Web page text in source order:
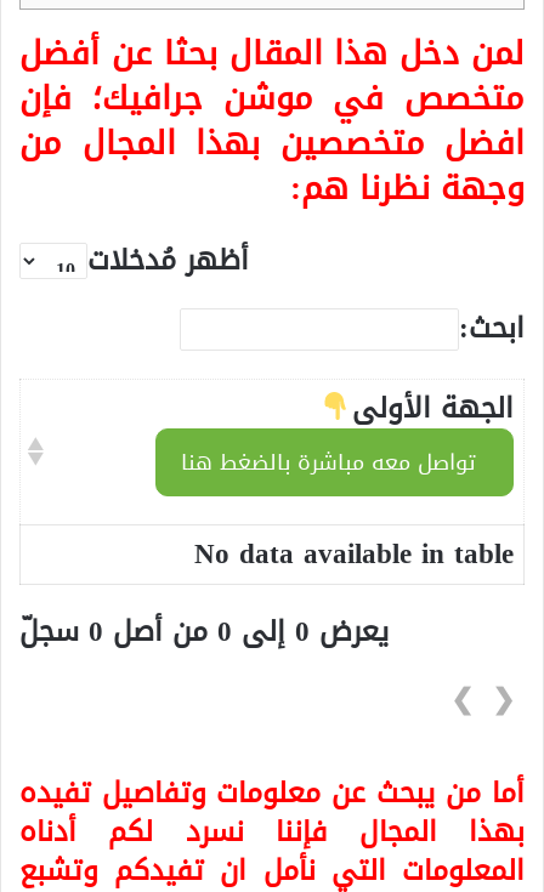
لمن دخل هذا المقال بحثا عن أفضل
متخصص في موشن جرافيك؛ فإن
افضل متخصصين بهذا المجال من
وجهة نظرنا هم:
أظهر مُدخلات
ابحث:
الجهة الأولى
تواصل معه مباشرة بالضغط هنا
No data available in table
يعرض 0 إلى 0 من أصل 0 سجلّ
❮
❯
أما من يبحث عن معلومات وتفاصيل تفيده
بهذا المجال فإننا نسرد لكم أدناه
المعلومات التي نأمل ان تفيدكم وتشبع